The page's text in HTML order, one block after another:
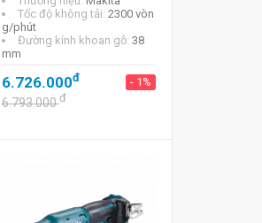
Tốc độ không tải: 2300 vòn
g/phút
Đường kính khoan gỗ: 38
mm
6.726.000đ - 1%
6.793.000đ